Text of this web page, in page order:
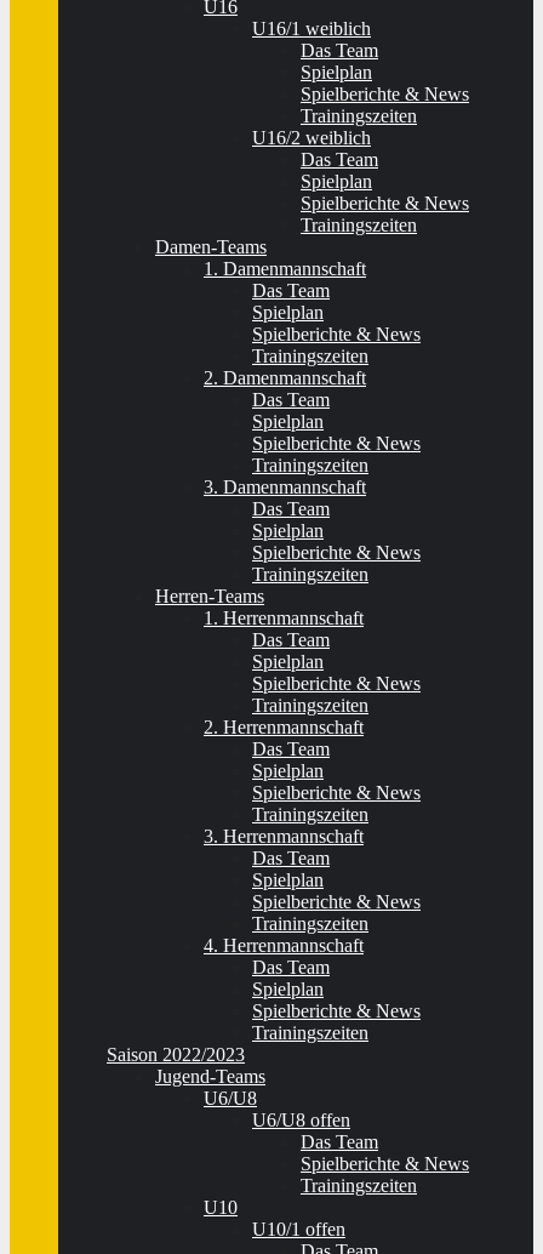
U16
U16/1 weiblich
Das Team
Spielplan
Spielberichte & News
Trainingszeiten
U16/2 weiblich
Das Team
Spielplan
Spielberichte & News
Trainingszeiten
Damen-Teams
1. Damenmannschaft
Das Team
Spielplan
Spielberichte & News
Trainingszeiten
2. Damenmannschaft
Das Team
Spielplan
Spielberichte & News
Trainingszeiten
3. Damenmannschaft
Das Team
Spielplan
Spielberichte & News
Trainingszeiten
Herren-Teams
1. Herrenmannschaft
Das Team
Spielplan
Spielberichte & News
Trainingszeiten
2. Herrenmannschaft
Das Team
Spielplan
Spielberichte & News
Trainingszeiten
3. Herrenmannschaft
Das Team
Spielplan
Spielberichte & News
Trainingszeiten
4. Herrenmannschaft
Das Team
Spielplan
Spielberichte & News
Trainingszeiten
Saison 2022/2023
Jugend-Teams
U6/U8
U6/U8 offen
Das Team
Spielberichte & News
Trainingszeiten
U10
U10/1 offen